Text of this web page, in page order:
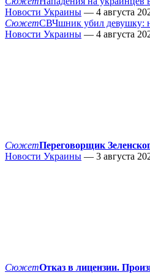
Новости Украины — 4 августа
СюжетСВЧшник убил девушку:
Новости Украины — 4 августа
СюжетПереговорщик
Новости Украины — 3 августа
СюжетОтказ в лицензии.